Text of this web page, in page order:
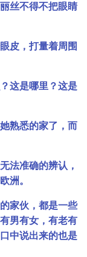
丝不得不把眼睛
皮，打量着周围
这是哪里？这是
熟悉的家了，而
法准确的辨认，
洲。
家伙，都是一些
男有女，有老有
中说出来的也是